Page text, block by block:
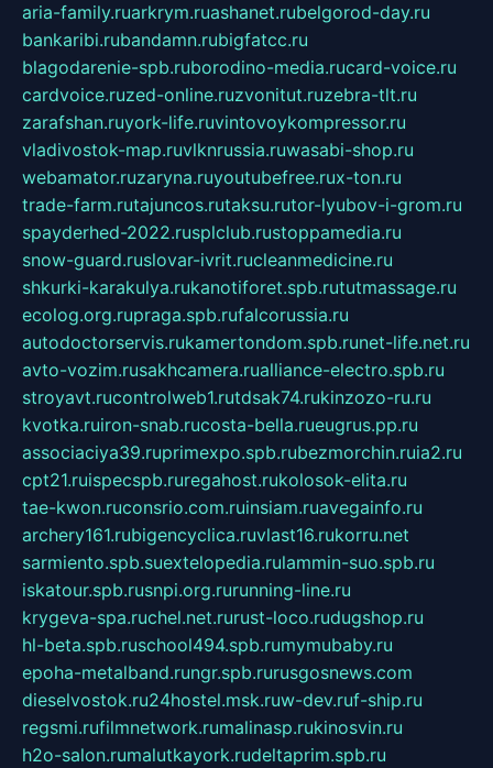
aria-family.ruarkrym.ruashanet.rubelgorod-day.ru
bankaribi.rubandamn.rubigfatcc.ru
blagodarenie-spb.ruborodino-media.rucard-voice.ru
cardvoice.ruzed-online.ruzvonitut.ruzebra-tlt.ru
zarafshan.ruyork-life.ruvintovoykompressor.ru
vladivostok-map.ruvlknrussia.ruwasabi-shop.ru
webamator.ruzaryna.ruyoutubefree.rux-ton.ru
trade-farm.rutajuncos.rutaksu.rutor-lyubov-i-grom.ru
spayderhed-2022.rusplclub.rustoppamedia.ru
snow-guard.ruslovar-ivrit.rucleanmedicine.ru
shkurki-karakulya.rukanotiforet.spb.rututmassage.ru
ecolog.org.rupraga.spb.rufalcorussia.ru
autodoctorservis.rukamertondom.spb.runet-life.net.ru
avto-vozim.rusakhcamera.rualliance-electro.spb.ru
stroyavt.rucontrolweb1.rutdsak74.rukinzozo-ru.ru
kvotka.ruiron-snab.rucosta-bella.rueugrus.pp.ru
associaciya39.ruprimexpo.spb.rubezmorchin.ruia2.ru
cpt21.ruispecspb.ruregahost.rukolosok-elita.ru
tae-kwon.ruconsrio.com.ruinsiam.ruavegainfo.ru
archery161.rubigencyclica.ruvlast16.rukorru.net
sarmiento.spb.suextelopedia.rulammin-suo.spb.ru
iskatour.spb.rusnpi.org.rurunning-line.ru
krygeva-spa.ruchel.net.rurust-loco.rudugshop.ru
hl-beta.spb.ruschool494.spb.rumymubaby.ru
epoha-metalband.rungr.spb.rurusgosnews.com
dieselvostok.ru24hostel.msk.ruw-dev.ruf-ship.ru
regsmi.rufilmnetwork.rumalinasp.rukinosvin.ru
h2o-salon.rumalutkayork.rudeltaprim.spb.ru